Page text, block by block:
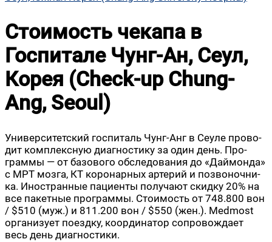
Стоимость чекапа в
Госпитале Чунг-Ан, Сеул,
Корея (Check-up Chung-
Аng, Seoul)
Уни­вер­си­тет­ский гос­пи­таль Чунг-Анг в Сеуле про­во­
дит ком­плекс­ную диа­гно­сти­ку за один день. Про­
грам­мы — от базо­во­го обсле­до­ва­ния до «Дай­мон­да»
с МРТ моз­га, КТ коро­нар­ных арте­рий и позво­ноч­ни­
ка. Ино­стран­ные паци­ен­ты полу­ча­ют скид­ку 20% на
все пакет­ные про­грам­мы. Сто­и­мость от 748.800 вон
/ $510 (муж.) и 811.200 вон / $550 (жен.). Medmost
орга­ни­зу­ет поезд­ку, коор­ди­на­тор сопро­вож­да­ет
весь день диагностики.